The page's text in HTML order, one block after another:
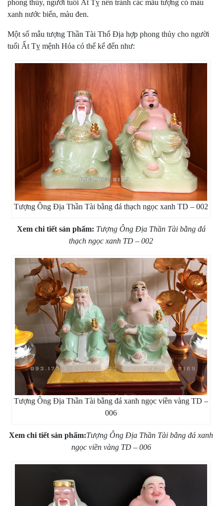
phong thủy, người tuổi Ất Tỵ nên tránh các mẫu tượng có màu
xanh nước biển, màu đen.
Một số mẫu tượng Thần Tài Thổ Địa hợp phong thủy cho người
tuổi Ất Tỵ mệnh Hỏa có thể kể đến như:
Tượng Ông Địa Thần Tài bằng đá thạch ngọc xanh TD – 002
Xem chi tiết sản phẩm: Tượng Ông Địa Thần Tài bằng đá
thạch ngọc xanh TD – 002
Tượng Ông Địa Thần Tài bằng đá xanh ngọc viền vàng TD –
006
Xem chi tiết sản phẩm:Tượng Ông Địa Thần Tài bằng đá xanh
ngọc viền vàng TD – 006